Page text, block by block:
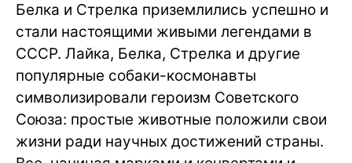
Белка и Стрелка приземлились успешно и
стали настоящими живыми легендами в
СССР. Лайка, Белка, Стрелка и другие
популярные собаки-космонавты
символизировали героизм Советского
Союза: простые животные положили свои
жизни ради научных достижений страны.